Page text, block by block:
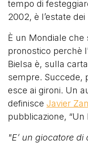
tempo di
2002, è l’estate
È un Mondiale che
pronostico perchè
Bielsa è, sulla
sempre. Succede,
esce ai gironi. Un
definisce Javier
pubblicazione, “Un
"E’ un giocatore